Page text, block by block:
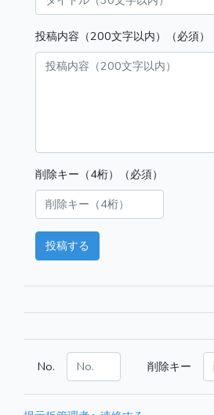
投稿内容（200文字以内）（必須）
削除キー（4桁）（必須）
投稿する
No. 削除キー